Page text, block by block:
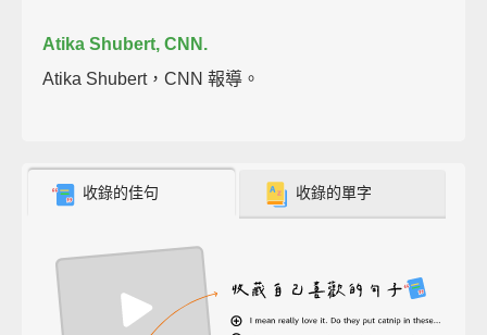
Atika Shubert, CNN.
Atika Shubert，CNN 報導。
收錄的佳句 收錄的單字